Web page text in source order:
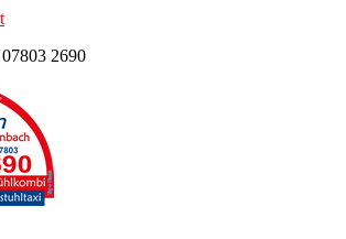
2690